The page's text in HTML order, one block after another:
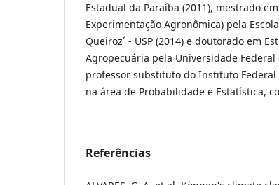
Estadual da Paraíba (2011), mestrado
Experimentação Agronômica) pela
Queiroz´ - USP (2014) e doutorado em
Agropecuária pela Universidade Federal
professor substituto do Instituto Federal
na área de Probabilidade e Estatística,
Referências